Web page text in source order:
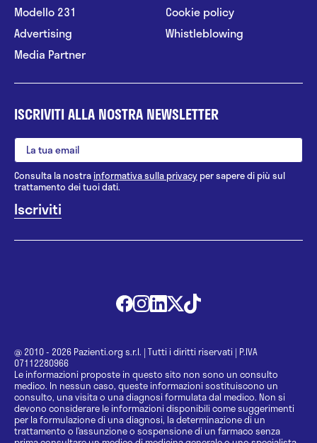
Modello 231
Advertising
Media Partner
Cookie policy
Whistleblowing
ISCRIVITI ALLA NOSTRA NEWSLETTER
Consulta la nostrainformativa sulla privacy per sapere di più sul
trattamento dei tuoi dati.
@ 2010 - 2026 Pazienti.org s.r.l. | Tutti i diritti riservati | P.IVA
07112280966
Le informazioni proposte in questo sito non sono un consulto
medico. In nessun caso, queste informazioni sostituiscono un
consulto, una visita o una diagnosi formulata dal medico. Non si
devono considerare le informazioni disponibili come suggerimenti
per la formulazione di una diagnosi, la determinazione di un
trattamento o l’assunzione o sospensione di un farmaco senza